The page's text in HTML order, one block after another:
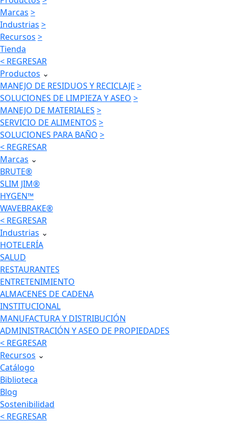
Marcas >
Industrias >
Recursos >
Tienda
< REGRESAR
Productos ⌄
MANEJO DE RESIDUOS Y RECICLAJE >
SOLUCIONES DE LIMPIEZA Y ASEO >
MANEJO DE MATERIALES >
SERVICIO DE ALIMENTOS >
SOLUCIONES PARA BAÑO >
< REGRESAR
Marcas ⌄
BRUTE®
SLIM JIM®
HYGEN™
WAVEBRAKE®
< REGRESAR
Industrias ⌄
HOTELERÍA
SALUD
RESTAURANTES
ENTRETENIMIENTO
ALMACENES DE CADENA
INSTITUCIONAL
MANUFACTURA Y DISTRIBUCIÓN
ADMINISTRACIÓN Y ASEO DE PROPIEDADES
< REGRESAR
Recursos ⌄
Catálogo
Biblioteca
Blog
Sostenibilidad
< REGRESAR